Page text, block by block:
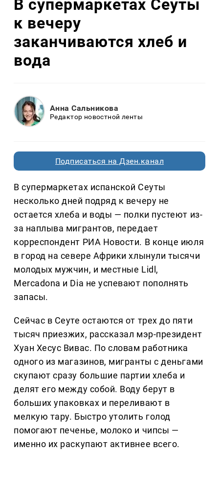
В супермаркетах Сеуты
к вечеру
заканчиваются хлеб и
вода
Анна Сальникова
Редактор новостной ленты
Подписаться на Дзен.канал
В супермаркетах испанской Сеуты
несколько дней подряд к вечеру не
остается хлеба и воды — полки пустеют из-
за наплыва мигрантов, передает
корреспондент РИА Новости. В конце июля
в город на севере Африки хлынули тысячи
молодых мужчин, и местные Lidl,
Mercadona и Dia не успевают пополнять
запасы.
Сейчас в Сеуте остаются от трех до пяти
тысяч приезжих, рассказал мэр-президент
Хуан Хесус Вивас. По словам работника
одного из магазинов, мигранты с деньгами
скупают сразу большие партии хлеба и
делят его между собой. Воду берут в
больших упаковках и переливают в
мелкую тару. Быстро утолить голод
помогают печенье, молоко и чипсы —
именно их раскупают активнее всего.